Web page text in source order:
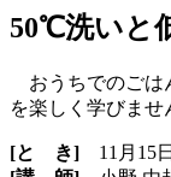
50℃洗いと
おうちでのごは
を楽しく学びませ
[と き] 11月15